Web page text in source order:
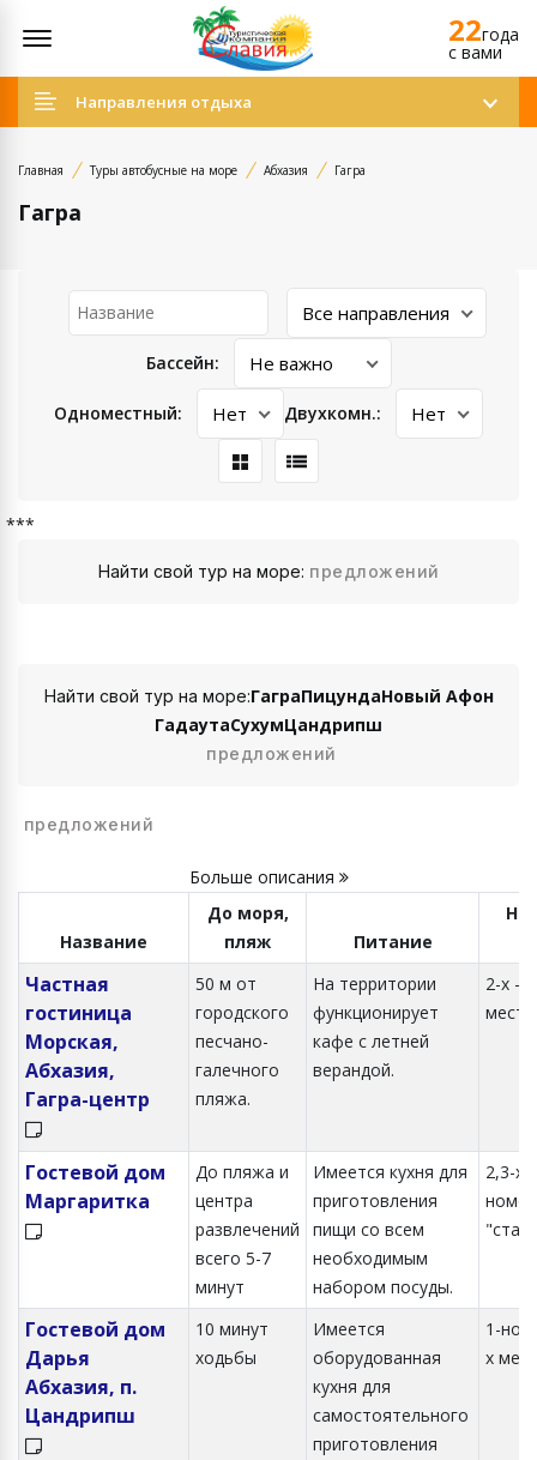
22года
c вами
Направления отдыха
Главная Туры автобусные на море Абхазия Гагра
Гагра
Бассейн:
Одноместный: Двухкомн.:
***
Найти свой тур на море: предложений
Найти свой тур на море:ГаграПицундаНовый Афон
ГадаутаСухумЦандрипш
предложений
предложений
Больше описания
Название
До моря,
пляж
Питание
Частная
гостиница
Морская,
Абхазия,
Гагра-центр
50 м от
городского
песчано-
галечного
пляжа.
На территории
функционирует
кафе с летней
верандой.
2-х -
Гостевой дом
Маргаритка
До пляжа и
центра
развлечений
всего 5-7
минут
Имеется кухня для
приготовления
пищи со всем
необходимым
набором посуды.
2,3-х
номер
Гостевой дом
Дарья
Абхазия, п.
Цандрипш
10 минут
ходьбы
Имеется
оборудованная
кухня для
самостоятельного
приготовления
1-но,
х